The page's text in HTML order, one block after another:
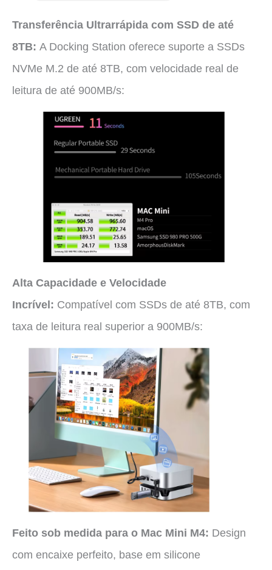
Transferência Ultrarrápida com SSD de até
8TB: A Docking Station oferece suporte a SSDs
NVMe M.2 de até 8TB, com velocidade real de
leitura de até 900MB/s:
Alta Capacidade e Velocidade
Incrível: Compatível com SSDs de até 8TB, com
taxa de leitura real superior a 900MB/s:
Feito sob medida para o Mac Mini M4: Design
com encaixe perfeito, base em silicone